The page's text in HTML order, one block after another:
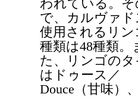
われている。そ
で、カルヴァ
使用されるリン
種類は48種類。
た、リンゴの
はドゥース／
Douce（甘味）